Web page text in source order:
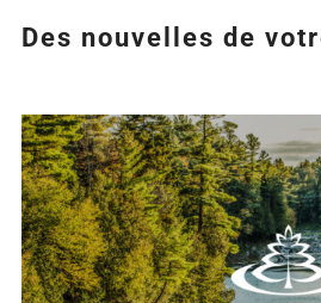
Des nouvelles de
Agrandir
l&apos;image